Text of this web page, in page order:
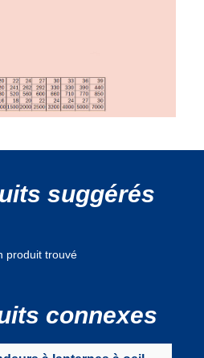
suggérés
produit trouvé
connexes